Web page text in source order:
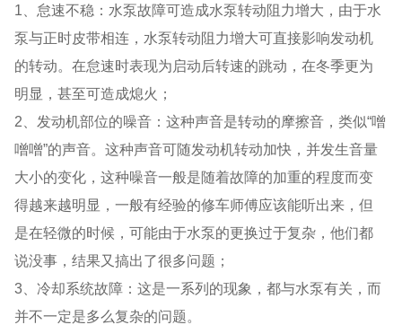
1、怠速不稳：水泵故障可造成水泵转动阻力增大，由于水
泵与正时皮带相连，水泵转动阻力增大可直接影响发动机
的转动。在怠速时表现为启动后转速的跳动，在冬季更为
明显，甚至可造成熄火；
2、发动机部位的噪音：这种声音是转动的摩擦音，类似“噌
噌噌”的声音。这种声音可随发动机转动加快，并发生音量
大小的变化，这种噪音一般是随着故障的加重的程度而变
得越来越明显，一般有经验的修车师傅应该能听出来，但
是在轻微的时候，可能由于水泵的更换过于复杂，他们都
说没事，结果又搞出了很多问题；
3、冷却系统故障：这是一系列的现象，都与水泵有关，而
并不一定是多么复杂的问题。